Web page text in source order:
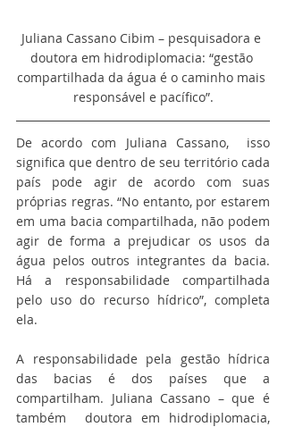
Juliana Cassano Cibim – pesquisadora e
doutora em hidrodiplomacia: “gestão
compartilhada da água é o caminho mais
responsável e pacífico”.
De acordo com Juliana Cassano,  isso
significa que dentro de seu território cada
país pode agir de acordo com suas
próprias regras. “No entanto, por estarem
em uma bacia compartilhada, não podem
agir de forma a prejudicar os usos da
água pelos outros integrantes da bacia.
Há a responsabilidade compartilhada
pelo uso do recurso hídrico”, completa
ela.
A responsabilidade pela gestão hídrica
das bacias é dos países que a
compartilham. Juliana Cassano – que é
também  doutora em hidrodiplomacia,